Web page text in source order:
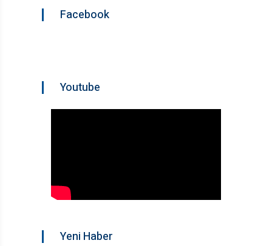
Facebook
Youtube
Yeni Haber